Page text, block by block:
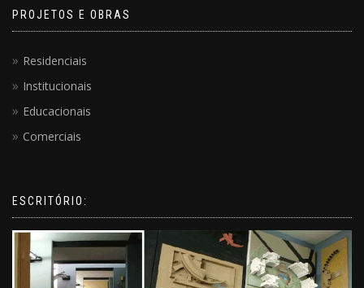
PROJETOS E OBRAS
Residenciais
Institucionais
Educacionais
Comerciais
ESCRITÓRIO: